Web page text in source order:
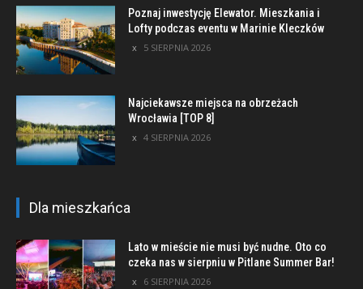
Poznaj inwestycję Elewator. Mieszkania i
Lofty podczas eventu w Marinie Kleczków
5 SIERPNIA 2026
Najciekawsze miejsca na obrzeżach
Wrocławia [TOP 8]
4 SIERPNIA 2026
Dla mieszkańca
Lato w mieście nie musi być nudne. Oto co
czeka nas w sierpniu w Pitlane Summer Bar!
6 SIERPNIA 2026